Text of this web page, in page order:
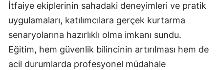
İtfaiye ekiplerinin sahadaki deneyimleri ve pratik
uygulamaları, katılımcılara gerçek kurtarma
senaryolarına hazırlıklı olma imkanı sundu.
Eğitim, hem güvenlik bilincinin artırılması hem de
acil durumlarda profesyonel müdahale